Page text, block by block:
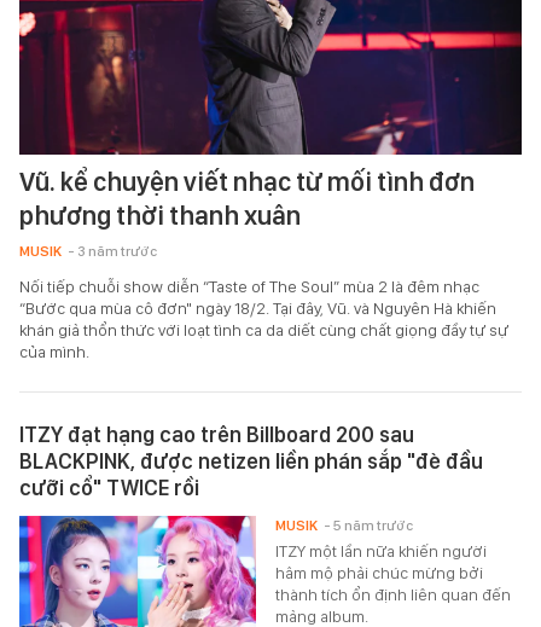
Vũ. kể chuyện viết nhạc từ mối tình đơn
phương thời thanh xuân
MUSIK - 3 năm trước
Nối tiếp chuỗi show diễn “Taste of The Soul” mùa 2 là đêm nhạc
“Bước qua mùa cô đơn" ngày 18/2. Tại đây, Vũ. và Nguyên Hà khiến
khán giả thổn thức với loạt tình ca da diết cùng chất giọng đầy tự sự
của mình.
ITZY đạt hạng cao trên Billboard 200 sau
BLACKPINK, được netizen liền phán sắp "đè đầu
cưỡi cổ" TWICE rồi
ITZY một lần nữa khiến người
hâm mộ phải chúc mừng bởi
thành tích ổn định liên quan đến
mảng album.
MUSIK - 5 năm trước